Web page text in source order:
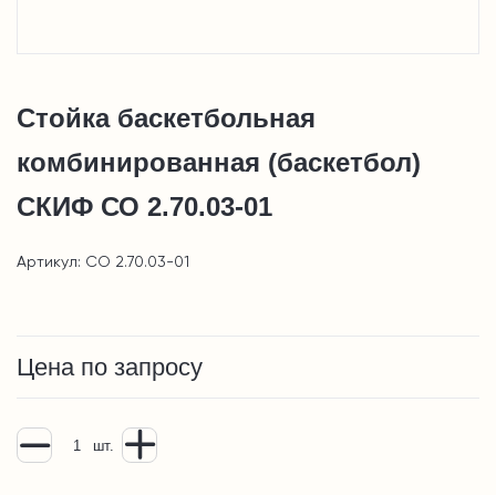
Стойка баскетбольная
комбинированная (баскетбол)
СКИФ СО 2.70.03-01
Артикул: СО 2.70.03-01
Цена по запросу
шт.